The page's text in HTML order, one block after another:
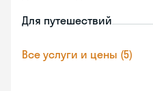
Для путешествий
Все услуги и цены (5)